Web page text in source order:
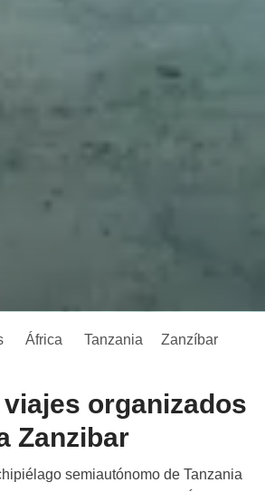
África Tanzania Zanzíbar
organizados
Zanzibar
semiautónomo de Tanzania